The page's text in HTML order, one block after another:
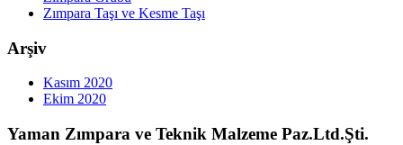
Zımpara Taşı ve Kesme Taşı
Arşiv
Kasım 2020
Ekim 2020
Yaman Zımpara ve Teknik Malzeme Paz.Ltd.Şti.